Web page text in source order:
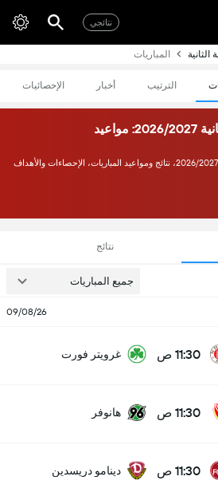
نتائجي
الثانية المباريات
الترتيب أخبار الإحصائيات
الدوري الألماني الدرجة الثانية 2026/2027: مواعيد
مباريات الدوري الألماني الدرجة الثانية 2026/2027، نتائج ومواعيد المباريات، الإحصاءات والأهداف
نتائج
جميع المباريات
09/08/26
11:30 ص غرويتر فورت
11:30 ص هانوفر
11:30 ص دينامو دريسدين